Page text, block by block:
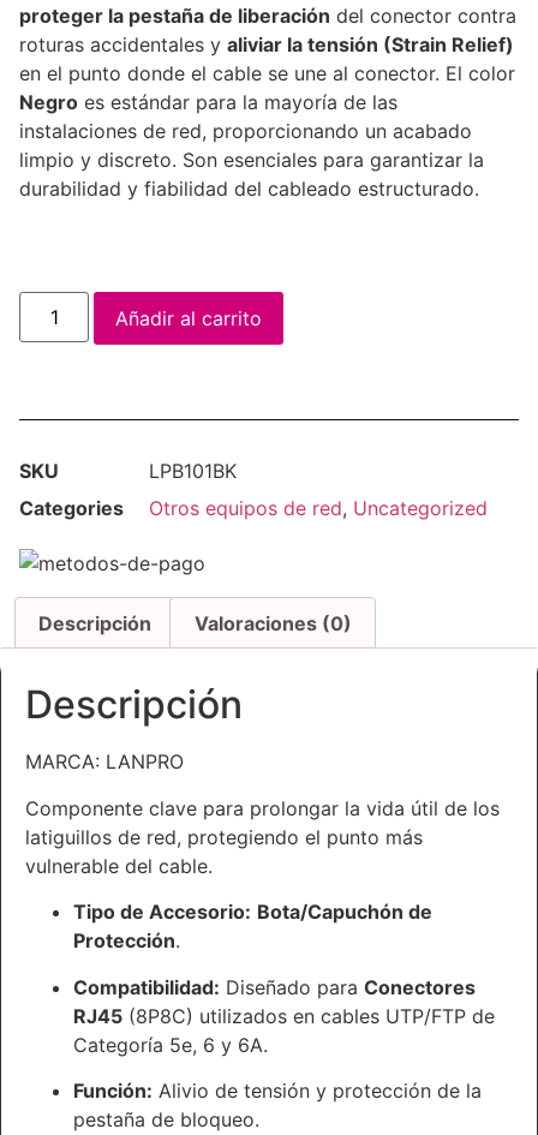
proteger la pestaña de liberación del conector contra
roturas accidentales y aliviar la tensión (Strain Relief)
en el punto donde el cable se une al conector. El color
Negro es estándar para la mayoría de las
instalaciones de red, proporcionando un acabado
limpio y discreto. Son esenciales para garantizar la
durabilidad y fiabilidad del cableado estructurado.
Añadir al carrito
SKU
LPB101BK
Categories
Otros equipos de red, Uncategorized
Descripción Valoraciones (0)
Descripción
MARCA: LANPRO
Componente clave para prolongar la vida útil de los
latiguillos de red, protegiendo el punto más
vulnerable del cable.
Tipo de Accesorio: Bota/Capuchón de
Protección.
Compatibilidad: Diseñado para Conectores
RJ45 (8P8C) utilizados en cables UTP/FTP de
Categoría 5e, 6 y 6A.
Función: Alivio de tensión y protección de la
pestaña de bloqueo.